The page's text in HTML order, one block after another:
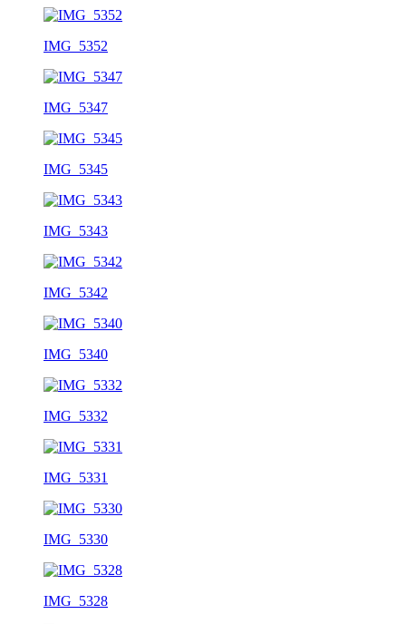
IMG_5352
IMG_5347
IMG_5345
IMG_5343
IMG_5342
IMG_5340
IMG_5332
IMG_5331
IMG_5330
IMG_5328